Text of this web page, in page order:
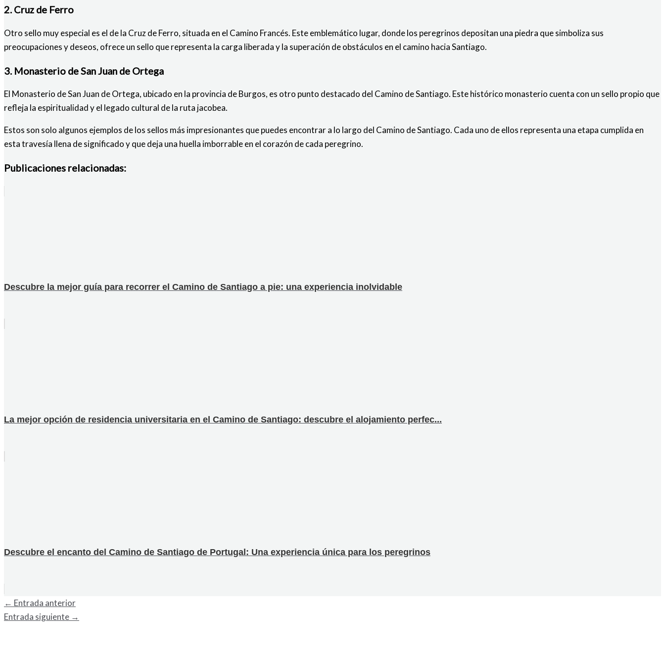
2. Cruz de Ferro
Otro sello muy especial es el de la Cruz de Ferro, situada en el Camino Francés. Este emblemático lugar, donde los peregrinos depositan una piedra que simboliza sus
preocupaciones y deseos, ofrece un sello que representa la carga liberada y la superación de obstáculos en el camino hacia Santiago.
3. Monasterio de San Juan de Ortega
El Monasterio de San Juan de Ortega, ubicado en la provincia de Burgos, es otro punto destacado del Camino de Santiago. Este histórico monasterio cuenta con un sello propio que
refleja la espiritualidad y el legado cultural de la ruta jacobea.
Estos son solo algunos ejemplos de los sellos más impresionantes que puedes encontrar a lo largo del Camino de Santiago. Cada uno de ellos representa una etapa cumplida en
esta travesía llena de significado y que deja una huella imborrable en el corazón de cada peregrino.
Publicaciones relacionadas:
Descubre la mejor guía para recorrer el Camino de Santiago a pie: una experiencia inolvidable
La mejor opción de residencia universitaria en el Camino de Santiago: descubre el alojamiento perfec...
Descubre el encanto del Camino de Santiago de Portugal: Una experiencia única para los peregrinos
← Entrada anterior
Entrada siguiente →